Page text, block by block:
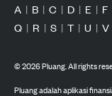
A | B | C | D | E | F
Q | R | S | T | U | V
©2026Pluang. All rights
Pluang adalah aplikasi